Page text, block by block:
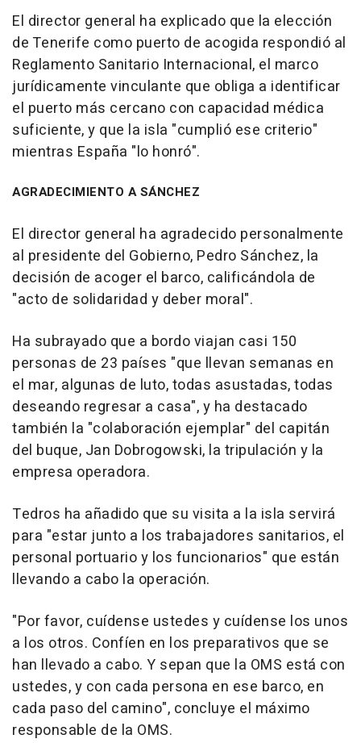
El director general ha explicado que la elección
de Tenerife como puerto de acogida respondió al
Reglamento Sanitario Internacional, el marco
jurídicamente vinculante que obliga a identificar
el puerto más cercano con capacidad médica
suficiente, y que la isla "cumplió ese criterio"
mientras España "lo honró".
AGRADECIMIENTO A SÁNCHEZ
El director general ha agradecido personalmente
al presidente del Gobierno, Pedro Sánchez, la
decisión de acoger el barco, calificándola de
"acto de solidaridad y deber moral".
Ha subrayado que a bordo viajan casi 150
personas de 23 países "que llevan semanas en
el mar, algunas de luto, todas asustadas, todas
deseando regresar a casa", y ha destacado
también la "colaboración ejemplar" del capitán
del buque, Jan Dobrogowski, la tripulación y la
empresa operadora.
Tedros ha añadido que su visita a la isla servirá
para "estar junto a los trabajadores sanitarios, el
personal portuario y los funcionarios" que están
llevando a cabo la operación.
"Por favor, cuídense ustedes y cuídense los unos
a los otros. Confíen en los preparativos que se
han llevado a cabo. Y sepan que la OMS está con
ustedes, y con cada persona en ese barco, en
cada paso del camino", concluye el máximo
responsable de la OMS.